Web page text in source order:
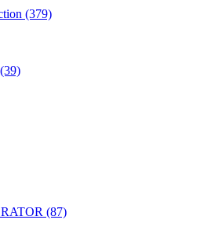
(379)
(39)
(87)